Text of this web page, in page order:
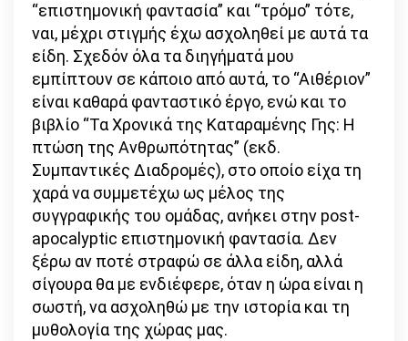
“επιστημονική φαντασία” και “τρόμο” τότε,
ναι, μέχρι στιγμής έχω ασχοληθεί με αυτά τα
είδη. Σχεδόν όλα τα διηγήματά μου
εμπίπτουν σε κάποιο από αυτά, το “Αιθέριον”
είναι καθαρά φανταστικό έργο, ενώ και το
βιβλίο “Τα Χρονικά της Καταραμένης Γης: Η
πτώση της Ανθρωπότητας” (εκδ.
Συμπαντικές Διαδρομές), στο οποίο είχα τη
χαρά να συμμετέχω ως μέλος της
συγγραφικής του ομάδας, ανήκει στην post-
apocalyptic επιστημονική φαντασία. Δεν
ξέρω αν ποτέ στραφώ σε άλλα είδη, αλλά
σίγουρα θα με ενδιέφερε, όταν η ώρα είναι η
σωστή, να ασχοληθώ με την ιστορία και τη
μυθολογία της χώρας μας.